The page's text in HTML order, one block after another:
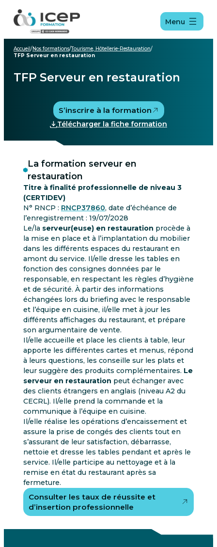
Aller
menu
Aller
contenu
Aller
pied
de
page
Menu
Accueil /Nos formations/Tourisme, Hôtellerie-Restauration/
TFP Serveur en restauration
TFP Serveur en restauration
S’inscrire à la formation
Télécharger la fiche formation
La formation serveur en
restauration
Titre à finalité professionnelle de niveau 3
(CERTIDEV)
N° RNCP : RNCP37860, date d’échéance de
l’enregistrement : 19/07/2028
Le/la serveur(euse) en restauration procède à
la mise en place et à l’implantation du mobilier
dans les différents espaces du restaurant en
amont du service. Il/elle dresse les tables en
fonction des consignes données par le
responsable, en respectant les règles d’hygiène
et de sécurité. À partir des informations
échangées lors du briefing avec le responsable
et l’équipe en cuisine, il/elle met à jour les
différents affichages du restaurant, et prépare
son argumentaire de vente.
Il/elle accueille et place les clients à table, leur
apporte les différentes cartes et menus, répond
à leurs questions, les conseille sur les plats et
leur suggère des produits complémentaires. Le
serveur en restauration peut échanger avec
des clients étrangers en anglais (niveau A2 du
CECRL). Il/elle prend la commande et la
communique à l’équipe en cuisine.
Il/elle réalise les opérations d’encaissement et
assure la prise de congés des clients tout en
s’assurant de leur satisfaction, débarrasse,
nettoie et dresse les tables pendant et après le
service. Il/elle participe au nettoyage et à la
remise en état du restaurant après sa
fermeture.
Consulter les taux de réussite et
d’insertion professionnelle